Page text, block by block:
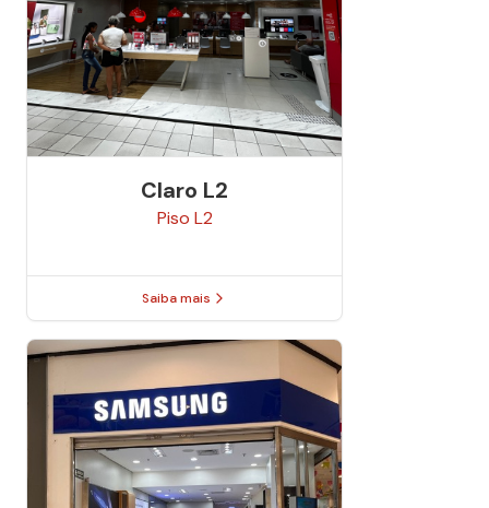
Claro L2
Piso L2
Saiba mais